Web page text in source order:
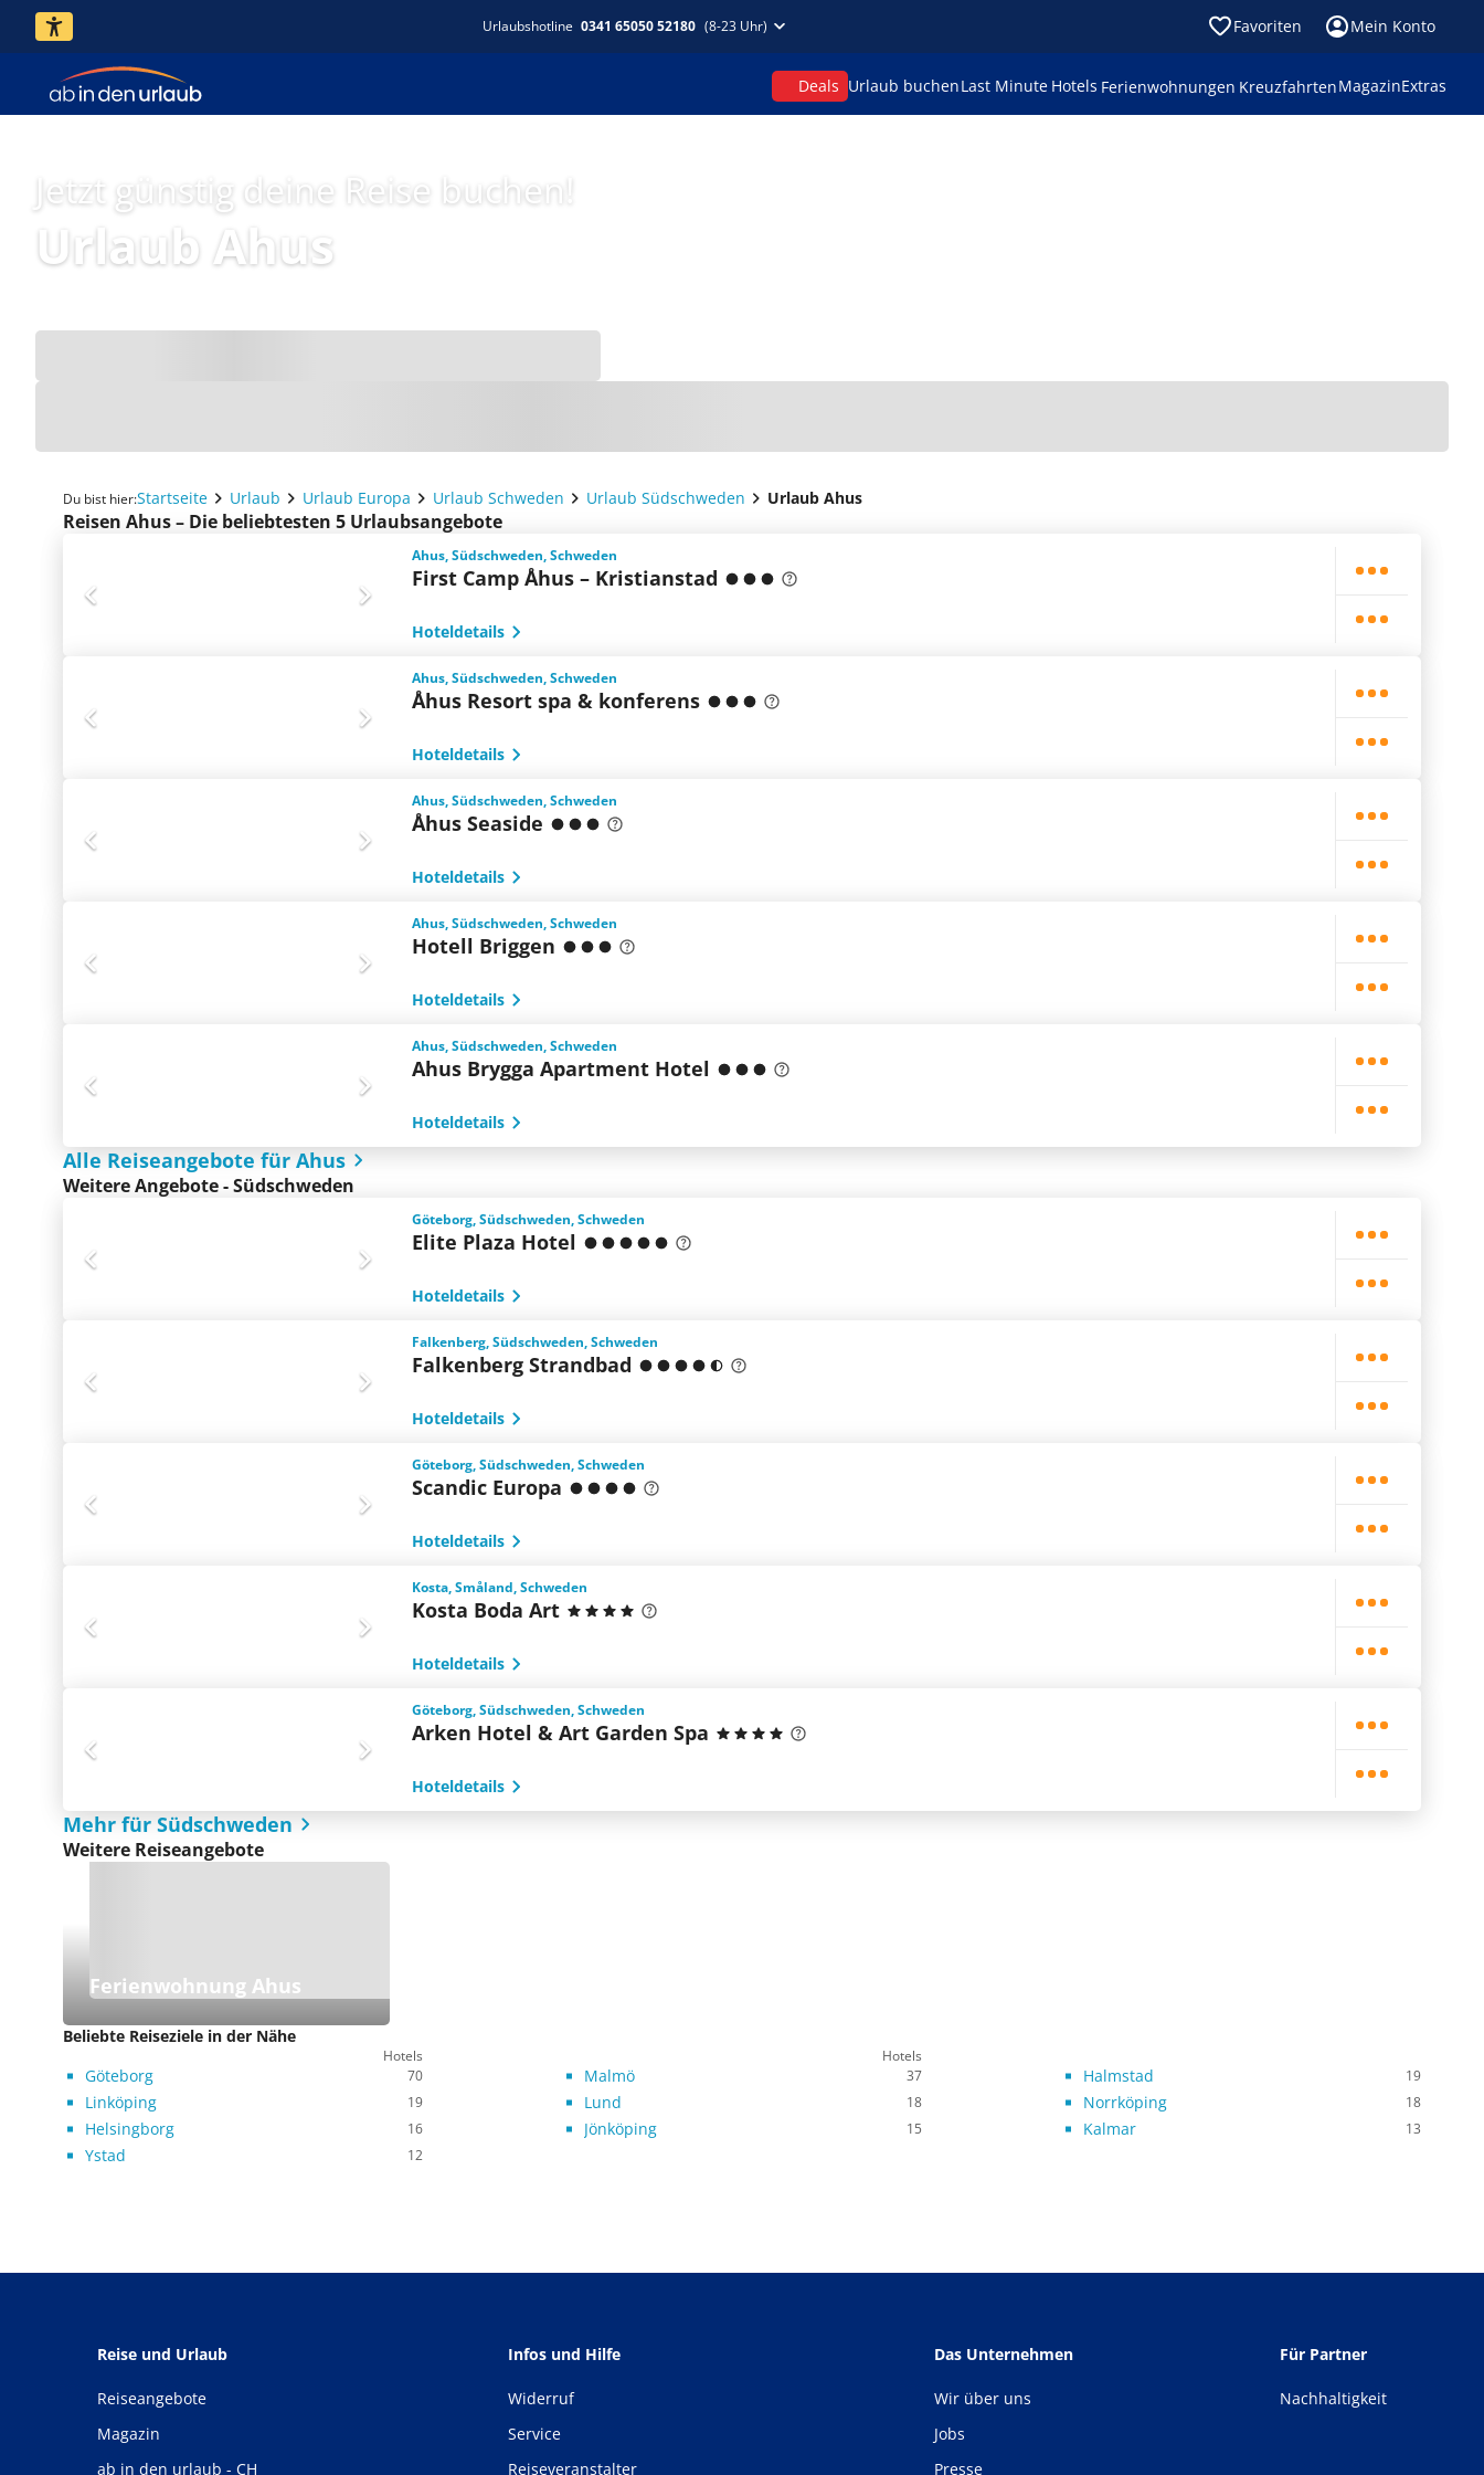
Urlaubshotline 0341 65050 52180 (8-23 Uhr) Favoriten Mein Konto
Deals Urlaub buchenLast Minute Hotels Ferienwohnungen KreuzfahrtenMagazinExtras
Jetzt günstig deine Reise buchen!
Urlaub Ahus
Du bist hier:Startseite Urlaub Urlaub Europa Urlaub Schweden Urlaub Südschweden Urlaub Ahus
Reisen Ahus – Die beliebtesten 5 Urlaubsangebote
Ahus, Südschweden, Schweden
First Camp Åhus – Kristianstad
Hoteldetails
Ahus, Südschweden, Schweden
Åhus Resort spa & konferens
Hoteldetails
Ahus, Südschweden, Schweden
Åhus Seaside
Hoteldetails
Ahus, Südschweden, Schweden
Hotell Briggen
Hoteldetails
Ahus, Südschweden, Schweden
Ahus Brygga Apartment Hotel
Hoteldetails
Alle Reiseangebote für Ahus
Weitere Angebote - Südschweden
Göteborg, Südschweden, Schweden
Elite Plaza Hotel
Hoteldetails
Falkenberg, Südschweden, Schweden
Falkenberg Strandbad
Hoteldetails
Göteborg, Südschweden, Schweden
Scandic Europa
Hoteldetails
Kosta, Småland, Schweden
Kosta Boda Art
Hoteldetails
Göteborg, Südschweden, Schweden
Arken Hotel & Art Garden Spa
Hoteldetails
Mehr für Südschweden
Weitere Reiseangebote
Ferienwohnung Ahus
Beliebte Reiseziele in der Nähe
Hotels Hotels
Göteborg 70 Malmö 37 Halmstad 19
Linköping 19 Lund 18 Norrköping 18
Helsingborg 16 Jönköping 15 Kalmar 13
Ystad 12
Reise und Urlaub
Reiseangebote
Magazin
ab in den urlaub - CH
Infos und Hilfe
Widerruf
Service
Reiseveranstalter
Das Unternehmen
Wir über uns
Jobs
Presse
Für Partner
Nachhaltigkeit